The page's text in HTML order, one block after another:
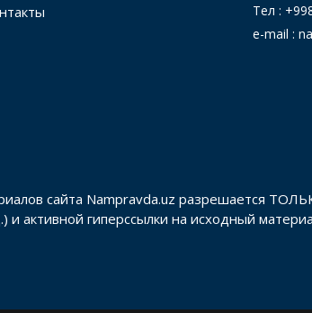
Тел :
e-mail :
сайта Nampravda.uz разрешается
и активной гиперссылки на исходный